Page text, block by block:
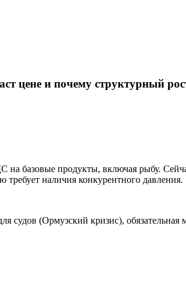
цене и почему структурный
базовые продукты, включая рыбу.
требует наличия конкурентного давления.
судов (Ормузский кризис),